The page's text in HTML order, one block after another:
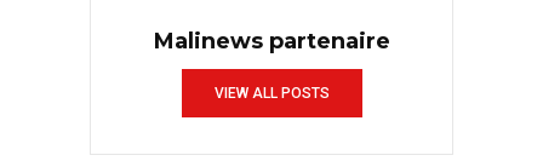
Malinews partenaire
VIEW ALL POSTS